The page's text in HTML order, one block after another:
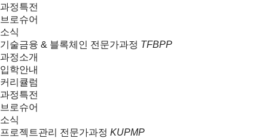
과정특전
브로슈어
소식
기술금융 & 블록체인 전문가과정 TFBPP
과정소개
입학안내
커리큘럼
과정특전
브로슈어
소식
프로젝트관리 전문가과정 KUPMP